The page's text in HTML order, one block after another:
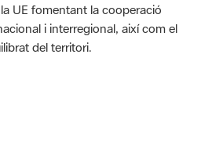
UE fomentant la cooperació
i interregional, així com el
del territori.
mitjana de les valoracions és de 0